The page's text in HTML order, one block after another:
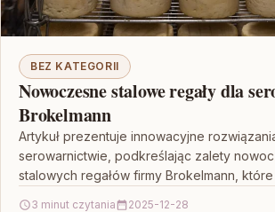
BEZ KATEGORII
Nowoczesne stalowe regały dla
Brokelmann
Artykuł prezentuje innowacyjne
serowarnictwie, podkreślając zalety
stalowych regałów firmy Brokelmann,
3 minut czytania 2025-12-28